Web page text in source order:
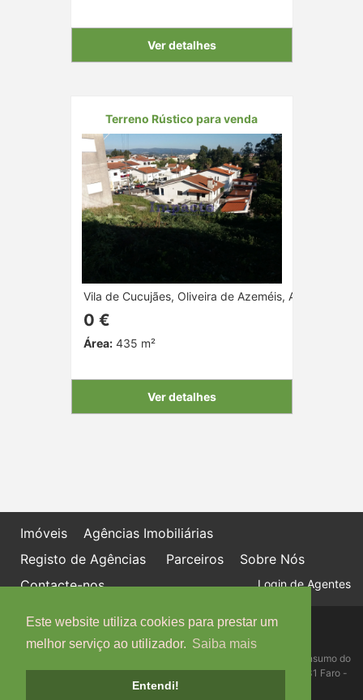
Este website utiliza cookies para prestar um
melhor serviço ao utilizador. Saiba mais
Entendi!
Ver detalhes
Terreno Rústico para venda
Vila de Cucujães, Oliveira de Azeméis, Aveiro
0 €
Área:435 m²
Ver detalhes
Imóveis
Agências Imobiliárias
Registo de Agências
Parceiros
Sobre Nós
Contacte-nos
Login de Agentes
Política de proteção de dados
Livro de Reclamações online
Centro de Informação, Mediação e Arbitragem de Conflitos de Consumo do
Algarve - Edifício Ninho de Empresas, Estrada da Penha, 8005-131 Faro -
Telefone: 289 823 135 cimaal@mail.telepac.pt